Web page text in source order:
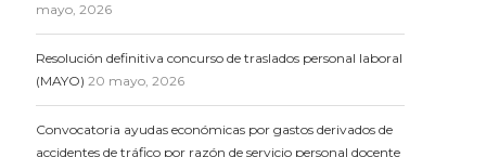
mayo, 2026
Resolución definitiva concurso de traslados personal laboral
(MAYO) 20 mayo, 2026
Convocatoria ayudas económicas por gastos derivados de
accidentes de tráfico por razón de servicio personal docente